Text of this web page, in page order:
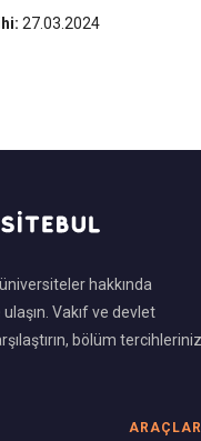
27.03.2024
hakkında
Vakıf ve devlet
bölüm
ARAÇLAR